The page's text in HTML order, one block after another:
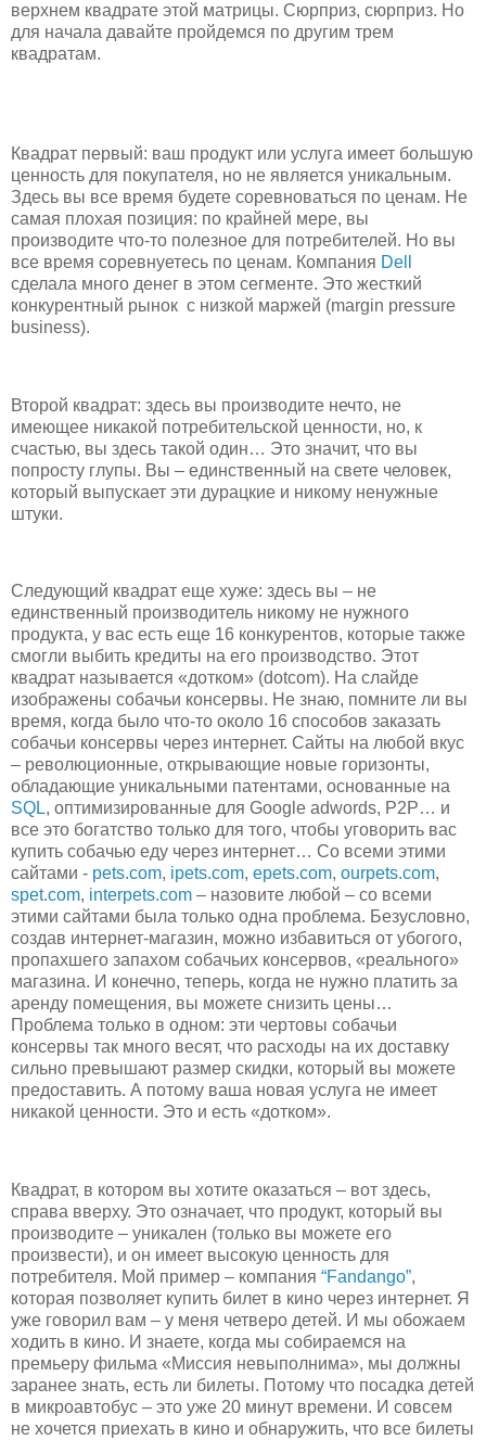
верхнем квадрате этой матрицы. Сюрприз, сюрприз. Но
для начала давайте пройдемся по другим трем
квадратам.
Квадрат первый: ваш продукт или услуга имеет большую
ценность для покупателя, но не является уникальным.
Здесь вы все время будете соревноваться по ценам. Не
самая плохая позиция: по крайней мере, вы
производите что-то полезное для потребителей. Но вы
все время соревнуетесь по ценам. Компания Dell
сделала много денег в этом сегменте. Это жесткий
конкурентный рынок с низкой маржей (margin pressure
business).
Второй квадрат: здесь вы производите нечто, не
имеющее никакой потребительской ценности, но, к
счастью, вы здесь такой один… Это значит, что вы
попросту глупы. Вы – единственный на свете человек,
который выпускает эти дурацкие и никому ненужные
штуки.
Следующий квадрат еще хуже: здесь вы – не
единственный производитель никому не нужного
продукта, у вас есть еще 16 конкурентов, которые также
смогли выбить кредиты на его производство. Этот
квадрат называется «дотком» (dotcom). На слайде
изображены собачьи консервы. Не знаю, помните ли вы
время, когда было что-то около 16 способов заказать
собачьи консервы через интернет. Сайты на любой вкус
– революционные, открывающие новые горизонты,
обладающие уникальными патентами, основанные на
SQL, оптимизированные для Google adwords, P2P… и
все это богатство только для того, чтобы уговорить вас
купить собачью еду через интернет… Со всеми этими
сайтами - pets.com, ipets.com, epets.com, ourpets.com,
spet.com, interpets.com – назовите любой – со всеми
этими сайтами была только одна проблема. Безусловно,
создав интернет-магазин, можно избавиться от убогого,
пропахшего запахом собачьих консервов, «реального»
магазина. И конечно, теперь, когда не нужно платить за
аренду помещения, вы можете снизить цены…
Проблема только в одном: эти чертовы собачьи
консервы так много весят, что расходы на их доставку
сильно превышают размер скидки, который вы можете
предоставить. А потому ваша новая услуга не имеет
никакой ценности. Это и есть «дотком».
Квадрат, в котором вы хотите оказаться – вот здесь,
справа вверху. Это означает, что продукт, который вы
производите – уникален (только вы можете его
произвести), и он имеет высокую ценность для
потребителя. Мой пример – компания “Fandango”,
которая позволяет купить билет в кино через интернет. Я
уже говорил вам – у меня четверо детей. И мы обожаем
ходить в кино. И знаете, когда мы собираемся на
премьеру фильма «Миссия невыполнима», мы должны
заранее знать, есть ли билеты. Потому что посадка детей
в микроавтобус – это уже 20 минут времени. И совсем
не хочется приехать в кино и обнаружить, что все билеты